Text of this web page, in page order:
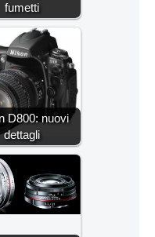
fumetti
D800: nuovi
dettagli